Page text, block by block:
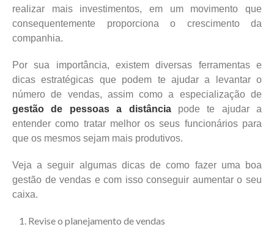
realizar mais investimentos, em um movimento que
consequentemente proporciona o crescimento da
companhia.
Por sua importância, existem diversas ferramentas e
dicas estratégicas que podem te ajudar a levantar o
número de vendas, assim como a especialização de
gestão de pessoas a distânciapode te ajudar a
entender como tratar melhor os seus funcionários para
que os mesmos sejam mais produtivos.
Veja a seguir algumas dicas de como fazer uma boa
gestão de vendas e com isso conseguir aumentar o seu
caixa.
Revise o planejamento de vendas